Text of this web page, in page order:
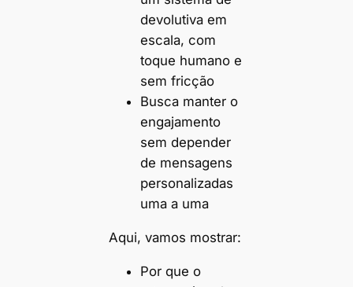
devolutiva em
escala, com
toque humano e
sem fricção
Busca manter o
engajamento
sem depender
de mensagens
personalizadas
uma a uma
Aqui, vamos mostrar:
Por que o